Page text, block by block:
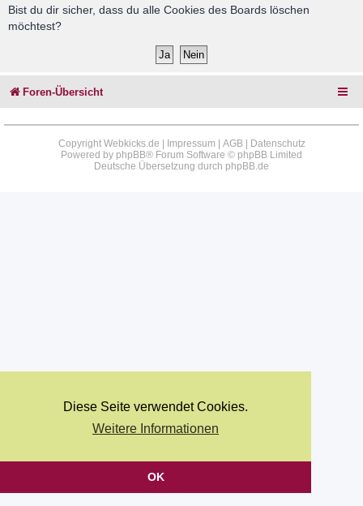
Diese Seite verwendet Cookies.
Weitere Informationen
OK
Bist du dir sicher, dass du alle Cookies des Boards löschen
möchtest?
Foren-Übersicht
Copyright Webkicks.de | Impressum AGB|
Datenschutz
Powered by phpBB® Forum Software © phpBB Limited
Deutsche Übersetzung durch phpBB.de